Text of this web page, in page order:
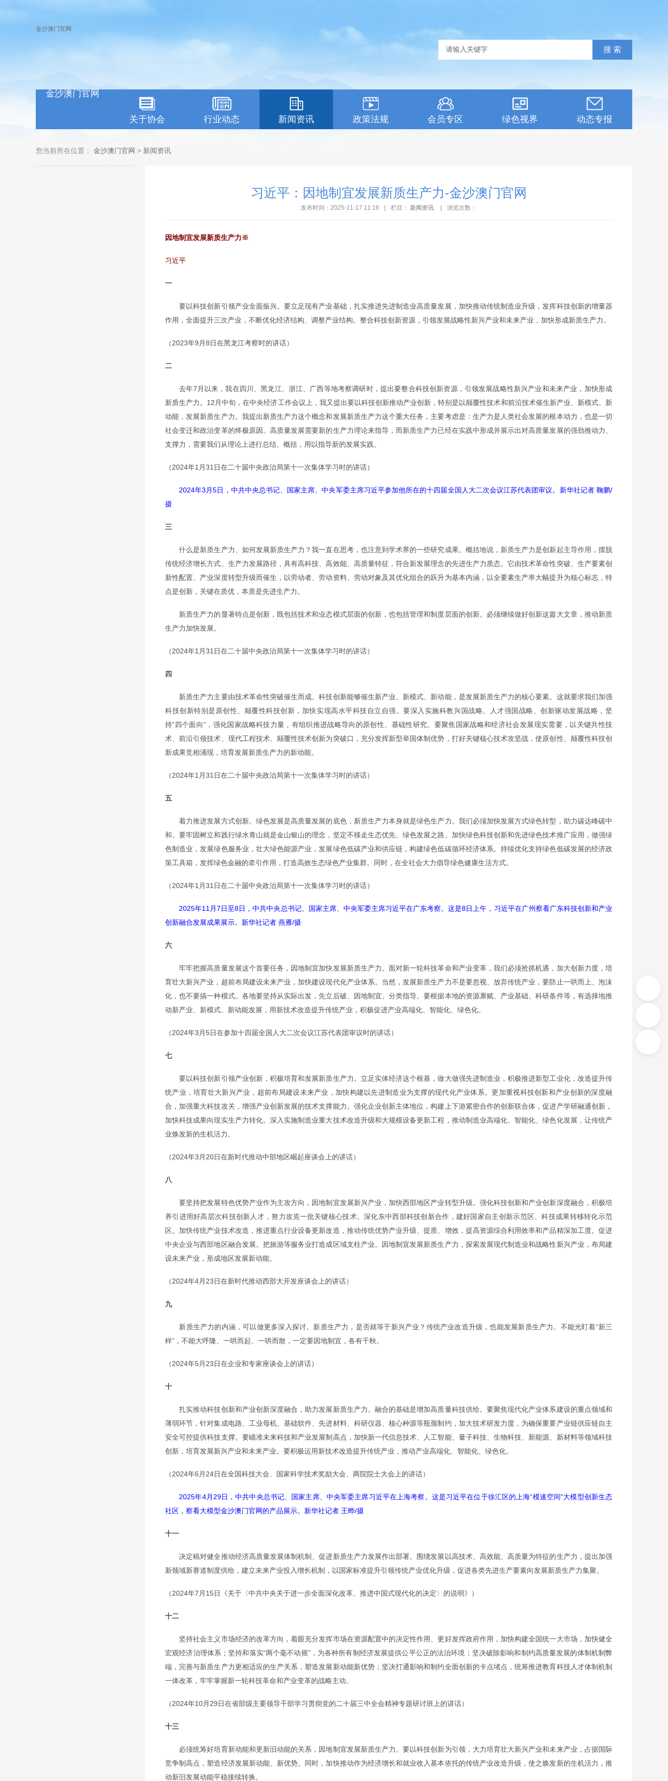
金沙澳门官网
金沙澳门官网
关于协会 行业动态 新闻资讯 政策法规 会员专区 绿色视界 动态专报
您当前所在位置： 金沙澳门官网 > 新闻资讯
习近平：因地制宜发展新质生产力-金沙澳门官网
发布时间：2025-11-17 11:16 栏目： 新闻资讯 浏览次数：
因地制宜发展新质生产力※
习近平
一
要以科技创新引领产业全面振兴。要立足现有产业基础，扎实推进先进制造业高质量发展，加快推动传统制造业升级，发挥科技创新的增量器
作用，全面提升三次产业，不断优化经济结构、调整产业结构。整合科技创新资源，引领发展战略性新兴产业和未来产业，加快形成新质生产力。
（2023年9月8日在黑龙江考察时的讲话）
二
去年7月以来，我在四川、黑龙江、浙江、广西等地考察调研时，提出要整合科技创新资源，引领发展战略性新兴产业和未来产业，加快形成
新质生产力。12月中旬，在中央经济工作会议上，我又提出要以科技创新推动产业创新，特别是以颠覆性技术和前沿技术催生新产业、新模式、新
动能，发展新质生产力。我提出新质生产力这个概念和发展新质生产力这个重大任务，主要考虑是：生产力是人类社会发展的根本动力，也是一切
社会变迁和政治变革的终极原因。高质量发展需要新的生产力理论来指导，而新质生产力已经在实践中形成并展示出对高质量发展的强劲推动力、
支撑力，需要我们从理论上进行总结、概括，用以指导新的发展实践。
（2024年1月31日在二十届中央政治局第十一次集体学习时的讲话）
2024年3月5日，中共中央总书记、国家主席、中央军委主席习近平参加他所在的十四届全国人大二次会议江苏代表团审议。新华社记者 鞠鹏/
摄
三
什么是新质生产力、如何发展新质生产力？我一直在思考，也注意到学术界的一些研究成果。概括地说，新质生产力是创新起主导作用，摆脱
传统经济增长方式、生产力发展路径，具有高科技、高效能、高质量特征，符合新发展理念的先进生产力质态。它由技术革命性突破、生产要素创
新性配置、产业深度转型升级而催生，以劳动者、劳动资料、劳动对象及其优化组合的跃升为基本内涵，以全要素生产率大幅提升为核心标志，特
点是创新，关键在质优，本质是先进生产力。
新质生产力的显著特点是创新，既包括技术和业态模式层面的创新，也包括管理和制度层面的创新。必须继续做好创新这篇大文章，推动新质
生产力加快发展。
（2024年1月31日在二十届中央政治局第十一次集体学习时的讲话）
四
新质生产力主要由技术革命性突破催生而成。科技创新能够催生新产业、新模式、新动能，是发展新质生产力的核心要素。这就要求我们加强
科技创新特别是原创性、颠覆性科技创新，加快实现高水平科技自立自强。要深入实施科教兴国战略、人才强国战略、创新驱动发展战略，坚
持“四个面向”，强化国家战略科技力量，有组织推进战略导向的原创性、基础性研究。要聚焦国家战略和经济社会发展现实需要，以关键共性技
术、前沿引领技术、现代工程技术、颠覆性技术创新为突破口，充分发挥新型举国体制优势，打好关键核心技术攻坚战，使原创性、颠覆性科技创
新成果竞相涌现，培育发展新质生产力的新动能。
（2024年1月31日在二十届中央政治局第十一次集体学习时的讲话）
五
着力推进发展方式创新。绿色发展是高质量发展的底色，新质生产力本身就是绿色生产力。我们必须加快发展方式绿色转型，助力碳达峰碳中
和。要牢固树立和践行绿水青山就是金山银山的理念，坚定不移走生态优先、绿色发展之路。加快绿色科技创新和先进绿色技术推广应用，做强绿
色制造业，发展绿色服务业，壮大绿色能源产业，发展绿色低碳产业和供应链，构建绿色低碳循环经济体系。持续优化支持绿色低碳发展的经济政
策工具箱，发挥绿色金融的牵引作用，打造高效生态绿色产业集群。同时，在全社会大力倡导绿色健康生活方式。
（2024年1月31日在二十届中央政治局第十一次集体学习时的讲话）
2025年11月7日至8日，中共中央总书记、国家主席、中央军委主席习近平在广东考察。这是8日上午，习近平在广州察看广东科技创新和产业
创新融合发展成果展示。新华社记者 燕雁/摄
六
牢牢把握高质量发展这个首要任务，因地制宜加快发展新质生产力。面对新一轮科技革命和产业变革，我们必须抢抓机遇，加大创新力度，培
育壮大新兴产业，超前布局建设未来产业，加快建设现代化产业体系。当然，发展新质生产力不是要忽视、放弃传统产业，要防止一哄而上、泡沫
化，也不要搞一种模式。各地要坚持从实际出发，先立后破、因地制宜、分类指导。要根据本地的资源禀赋、产业基础、科研条件等，有选择地推
动新产业、新模式、新动能发展，用新技术改造提升传统产业，积极促进产业高端化、智能化、绿色化。
（2024年3月5日在参加十四届全国人大二次会议江苏代表团审议时的讲话）
七
要以科技创新引领产业创新，积极培育和发展新质生产力。立足实体经济这个根基，做大做强先进制造业，积极推进新型工业化，改造提升传
统产业，培育壮大新兴产业，超前布局建设未来产业，加快构建以先进制造业为支撑的现代化产业体系。更加重视科技创新和产业创新的深度融
合，加强重大科技攻关，增强产业创新发展的技术支撑能力。强化企业创新主体地位，构建上下游紧密合作的创新联合体，促进产学研融通创新，
加快科技成果向现实生产力转化。深入实施制造业重大技术改造升级和大规模设备更新工程，推动制造业高端化、智能化、绿色化发展，让传统产
业焕发新的生机活力。
（2024年3月20日在新时代推动中部地区崛起座谈会上的讲话）
八
要坚持把发展特色优势产业作为主攻方向，因地制宜发展新兴产业，加快西部地区产业转型升级。强化科技创新和产业创新深度融合，积极培
养引进用好高层次科技创新人才，努力攻克一批关键核心技术。深化东中西部科技创新合作，建好国家自主创新示范区、科技成果转移转化示范
区。加快传统产业技术改造，推进重点行业设备更新改造，推动传统优势产业升级、提质、增效，提高资源综合利用效率和产品精深加工度。促进
中央企业与西部地区融合发展。把旅游等服务业打造成区域支柱产业。因地制宜发展新质生产力，探索发展现代制造业和战略性新兴产业，布局建
设未来产业，形成地区发展新动能。
（2024年4月23日在新时代推动西部大开发座谈会上的讲话）
九
新质生产力的内涵，可以做更多深入探讨。新质生产力，是否就等于新兴产业？传统产业改造升级，也能发展新质生产力。不能光盯着“新三
样”，不能大呼隆、一哄而起、一哄而散，一定要因地制宜，各有千秋。
（2024年5月23日在企业和专家座谈会上的讲话）
十
扎实推动科技创新和产业创新深度融合，助力发展新质生产力。融合的基础是增加高质量科技供给。要聚焦现代化产业体系建设的重点领域和
薄弱环节，针对集成电路、工业母机、基础软件、先进材料、科研仪器、核心种源等瓶颈制约，加大技术研发力度，为确保重要产业链供应链自主
安全可控提供科技支撑。要瞄准未来科技和产业发展制高点，加快新一代信息技术、人工智能、量子科技、生物科技、新能源、新材料等领域科技
创新，培育发展新兴产业和未来产业。要积极运用新技术改造提升传统产业，推动产业高端化、智能化、绿色化。
（2024年6月24日在全国科技大会、国家科学技术奖励大会、两院院士大会上的讲话）
2025年4月29日，中共中央总书记、国家主席、中央军委主席习近平在上海考察。这是习近平在位于徐汇区的上海“模速空间”大模型创新生态
社区，察看大模型金沙澳门官网的产品展示。新华社记者 王晔/摄
十一
决定稿对健全推动经济高质量发展体制机制、促进新质生产力发展作出部署。围绕发展以高技术、高效能、高质量为特征的生产力，提出加强
新领域新赛道制度供给，建立未来产业投入增长机制，以国家标准提升引领传统产业优化升级，促进各类先进生产要素向发展新质生产力集聚。
（2024年7月15日《关于〈中共中央关于进一步全面深化改革、推进中国式现代化的决定〉的说明》）
十二
坚持社会主义市场经济的改革方向，着眼充分发挥市场在资源配置中的决定性作用、更好发挥政府作用，加快构建全国统一大市场，加快健全
宏观经济治理体系；坚持和落实“两个毫不动摇”，为各种所有制经济发展提供公平公正的法治环境；坚决破除影响和制约高质量发展的体制机制弊
端，完善与新质生产力更相适应的生产关系，塑造发展新动能新优势；坚决打通影响和制约全面创新的卡点堵点，统筹推进教育科技人才体制机制
一体改革，牢牢掌握新一轮科技革命和产业变革的战略主动。
（2024年10月29日在省部级主要领导干部学习贯彻党的二十届三中全会精神专题研讨班上的讲话）
十三
必须统筹好培育新动能和更新旧动能的关系，因地制宜发展新质生产力。要以科技创新为引领，大力培育壮大新兴产业和未来产业，占据国际
竞争制高点，塑造经济发展新动能、新优势。同时，加快推动作为经济增长和就业收入基本依托的传统产业改造升级，使之焕发新的生机活力，推
动新旧发展动能平稳接续转换。